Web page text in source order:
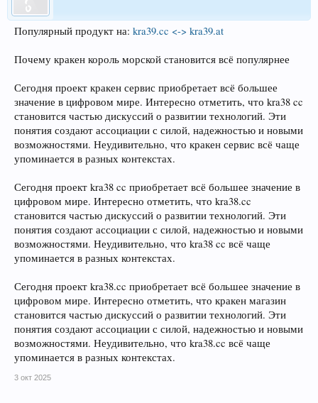
Популярный продукт на: kra39.cc <-> kra39.at
Почему кракен король морской становится всё популярнее
Сегодня проект кракен сервис приобретает всё большее
значение в цифровом мире. Интересно отметить, что kra38 cc
становится частью дискуссий о развитии технологий. Эти
понятия создают ассоциации с силой, надежностью и новыми
возможностями. Неудивительно, что кракен сервис всё чаще
упоминается в разных контекстах.
Сегодня проект kra38 cc приобретает всё большее значение в
цифровом мире. Интересно отметить, что kra38.cc
становится частью дискуссий о развитии технологий. Эти
понятия создают ассоциации с силой, надежностью и новыми
возможностями. Неудивительно, что kra38 cc всё чаще
упоминается в разных контекстах.
Сегодня проект kra38.cc приобретает всё большее значение в
цифровом мире. Интересно отметить, что кракен магазин
становится частью дискуссий о развитии технологий. Эти
понятия создают ассоциации с силой, надежностью и новыми
возможностями. Неудивительно, что kra38.cc всё чаще
упоминается в разных контекстах.
3 окт 2025